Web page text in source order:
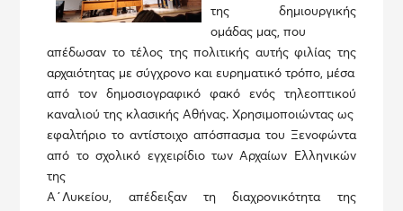
της δημιουργικής
ομάδας μας, που
απέδωσαν το τέλος της πολιτικής αυτής φιλίας της
αρχαιότητας με σύγχρονο και ευρηματικό τρόπο, μέσα
από τον δημοσιογραφικό φακό ενός τηλεοπτικού
καναλιού της κλασικής Αθήνας. Χρησιμοποιώντας ως
εφαλτήριο το αντίστοιχο απόσπασμα του Ξενοφώντα
από το σχολικό εγχειρίδιο των Αρχαίων Ελληνικών
της
Α΄Λυκείου, απέδειξαν τη διαχρονικότητα της